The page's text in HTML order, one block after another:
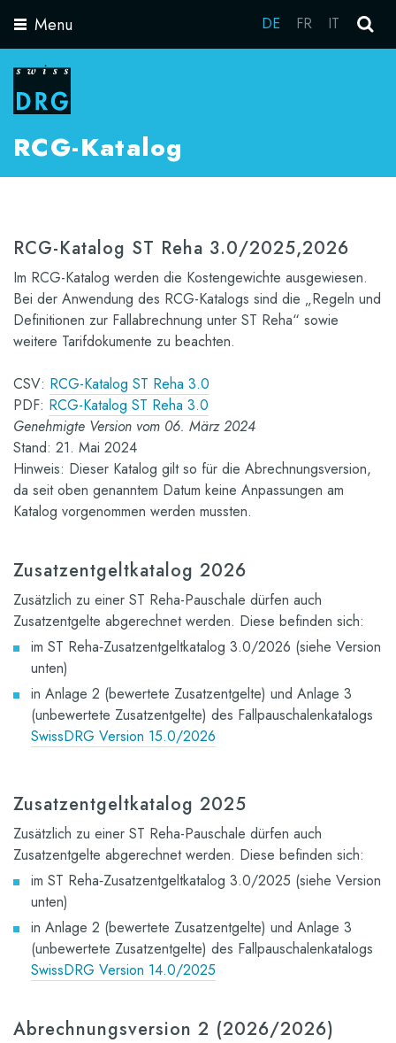
Toggle
Menu DE FR IT
RCG-Katalog
RCG-Katalog ST Reha 3.0/2025,2026
Im RCG-Katalog werden die Kostengewichte ausgewiesen.
Bei der Anwendung des RCG-Katalogs sind die „Regeln und
Definitionen zur Fallabrechnung unter ST Reha“ sowie
weitere Tarifdokumente zu beachten.
CSV: RCG-Katalog ST Reha 3.0
PDF: RCG-Katalog ST Reha 3.0
Genehmigte Version vom 06. März 2024
Stand: 21. Mai 2024
Hinweis: Dieser Katalog gilt so für die Abrechnungsversion,
da seit oben genanntem Datum keine Anpassungen am
Katalog vorgenommen werden mussten.
Zusatzentgeltkatalog 2026
Zusätzlich zu einer ST Reha-Pauschale dürfen auch
Zusatzentgelte abgerechnet werden. Diese befinden sich:
im ST Reha‐Zusatzentgeltkatalog 3.0/2026 (siehe Version
unten)
in Anlage 2 (bewertete Zusatzentgelte) und Anlage 3
(unbewertete Zusatzentgelte) des Fallpauschalenkatalogs
SwissDRG Version 15.0/2026
Zusatzentgeltkatalog 2025
Zusätzlich zu einer ST Reha-Pauschale dürfen auch
Zusatzentgelte abgerechnet werden. Diese befinden sich:
im ST Reha‐Zusatzentgeltkatalog 3.0/2025 (siehe Version
unten)
in Anlage 2 (bewertete Zusatzentgelte) und Anlage 3
(unbewertete Zusatzentgelte) des Fallpauschalenkatalogs
SwissDRG Version 14.0/2025
Abrechnungsversion 2 (2026/2026)